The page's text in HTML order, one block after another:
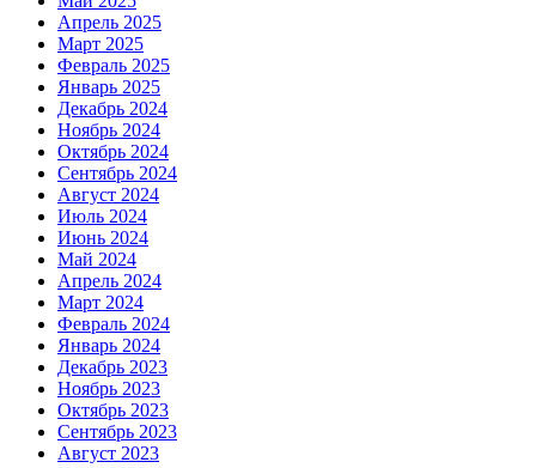
Апрель 2025
Март 2025
Февраль 2025
Январь 2025
Декабрь 2024
Ноябрь 2024
Октябрь 2024
Сентябрь 2024
Август 2024
Июль 2024
Июнь 2024
Май 2024
Апрель 2024
Март 2024
Февраль 2024
Январь 2024
Декабрь 2023
Ноябрь 2023
Октябрь 2023
Сентябрь 2023
Август 2023